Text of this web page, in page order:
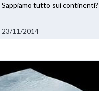
Sappiamo tutto sui continenti?
23/11/2014